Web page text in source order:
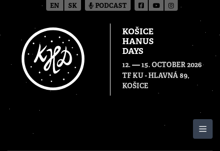
KOŠICE
HANUS
DAYS
12. — 15. OCTOBER 2026
TF KU - HLAVNÁ 89,
KOŠICE
EN SK PODCAST